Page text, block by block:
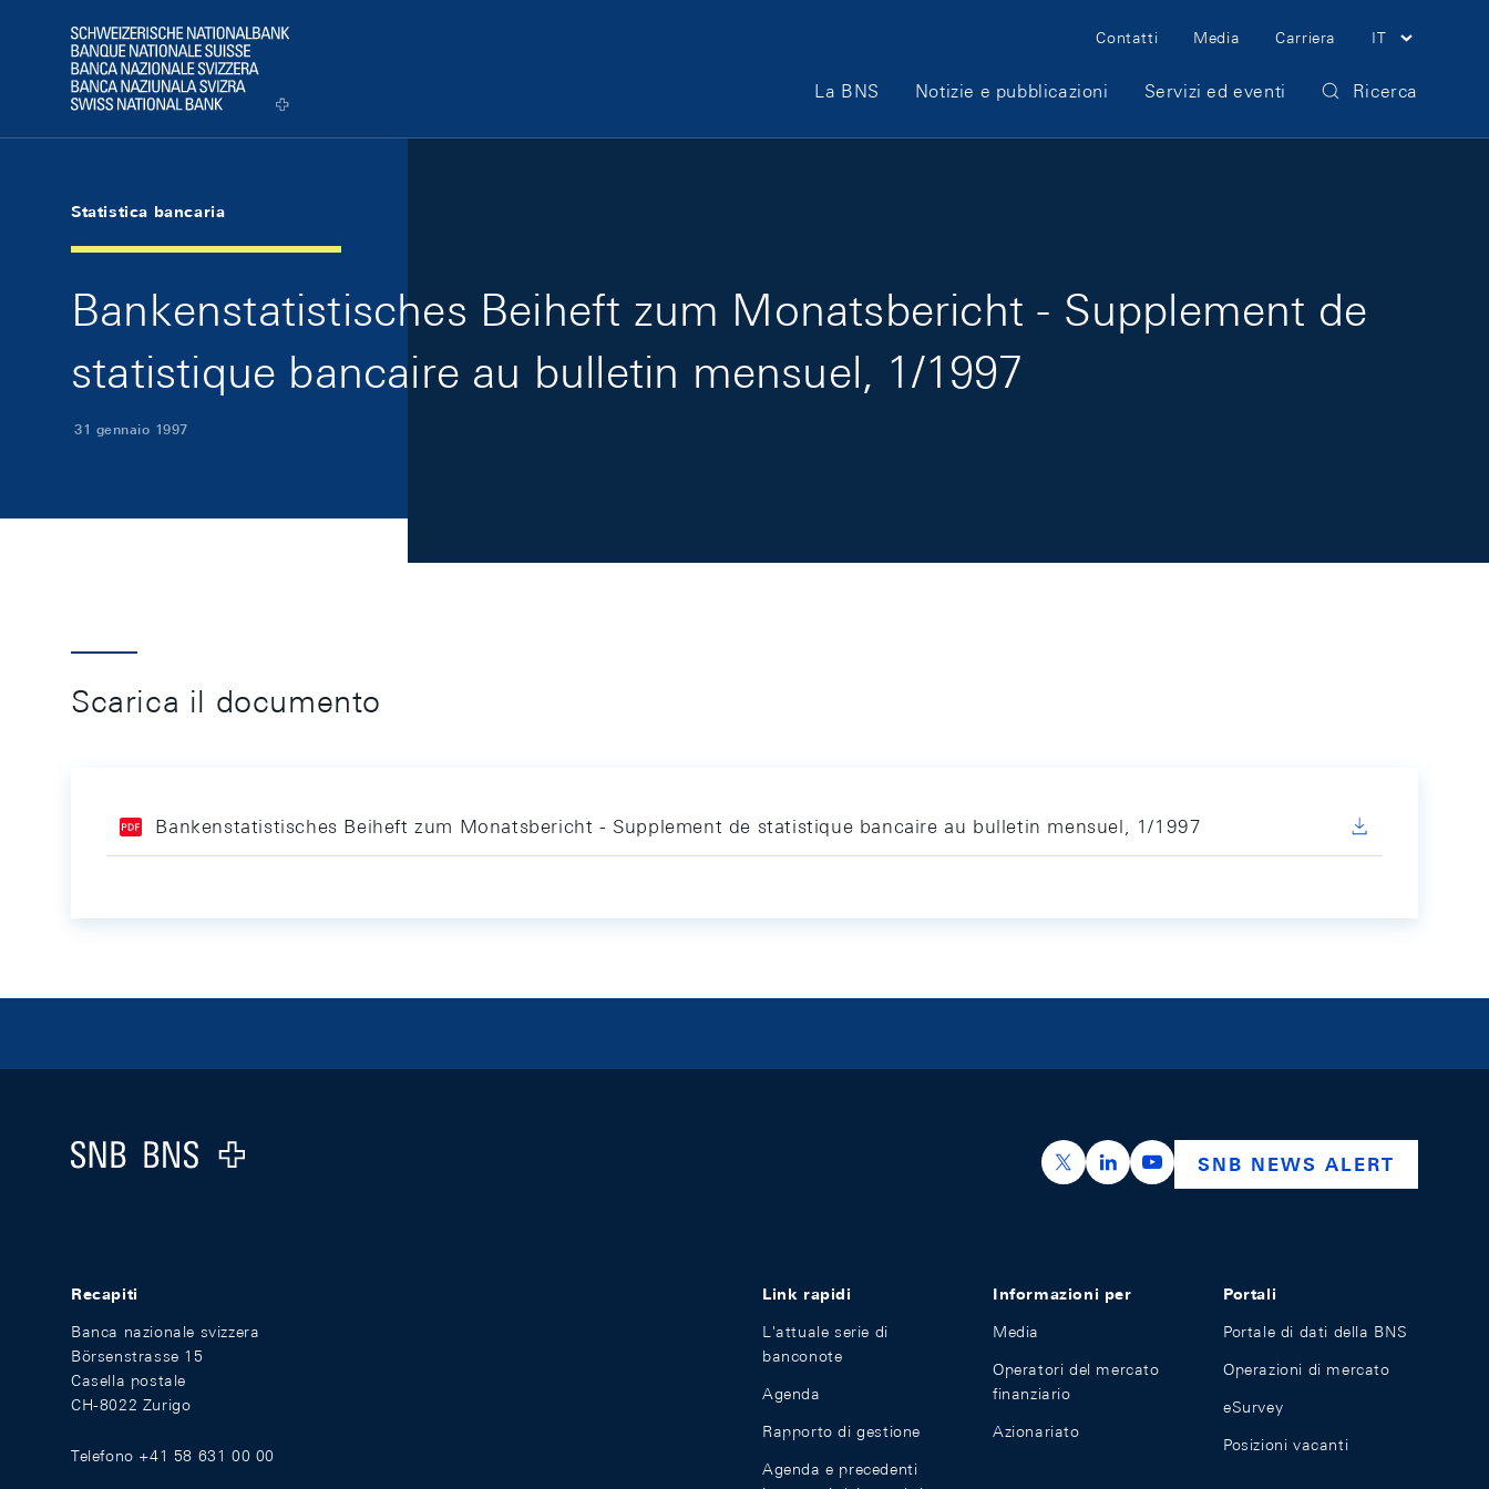
Logo
Meta Navigation
Contatti Media Carriera IT
Main Navigation
La BNS Notizie e pubblicazioni Servizi ed eventi Ricerca
Statistica bancaria
Bankenstatistisches Beiheft zum Monatsbericht - Supplement de
statistique bancaire au bulletin mensuel, 1/1997
31 gennaio 1997
Scarica il documento
Bankenstatistisches Beiheft zum Monatsbericht - Supplement de statistique bancaire au bulletin mensuel, 1/1997
Logo
https://x.com/snb_bns
https://ch.linkedin.com/company/swiss-
https://www.youtube.com/
SNB NEWS ALERT
Recapiti
Banca nazionale svizzera
Börsenstrasse 15
Casella postale
CH-8022 Zurigo
Telefono +41 58 631 00 00
Link rapidi
L'attuale serie di
banconote
Agenda
Rapporto di gestione
Agenda e precedenti
Informazioni per
Media
Operatori del mercato
finanziario
Azionariato
Portali
Portale di dati della BNS
Operazioni di mercato
eSurvey
Posizioni vacanti